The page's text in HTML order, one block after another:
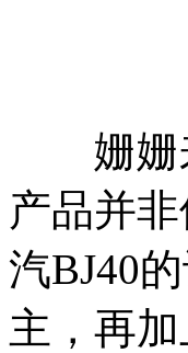
姗姗来
产品并
汽BJ40
主，再